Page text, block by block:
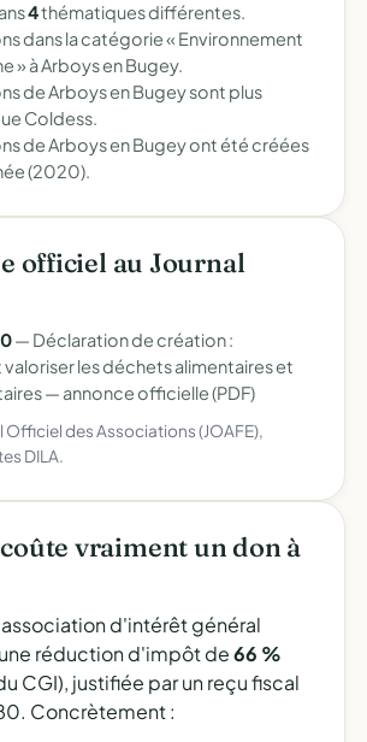
4thématiques différentes.
dans la catégorie « Environnement
» à Arboys en Bugey.
de Arboys en Bugey sont plus
Coldess.
de Arboys en Bugey ont été créées
(2020).
officiel au Journal
— Déclaration de création :
les déchets alimentaires et
— annonce officielle (PDF)
Officiel des Associations (JOAFE),
DILA.
vraiment un don à
association d'intérêt général
réduction d'impôt de66 %
CGI), justifiée par un reçu fiscal
Concrètement :